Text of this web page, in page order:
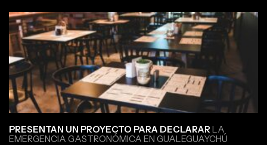
PRESENTAN UN PROYECTO PARA DECLARAR LA
EMERGENCIA GASTRONÓMICA EN GUALEGUAYCHÚ